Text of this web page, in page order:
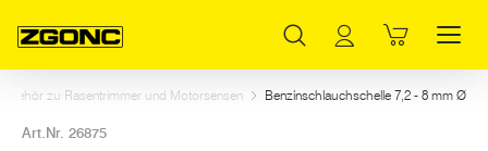
zu Rasentrimmer und Motorsensen Benzinschlauchschelle 7,2 - 8 mm Ø
Art.Nr. 26875